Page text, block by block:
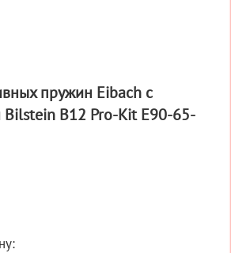
пружин Eibach с
Bilstein B12 Pro-Kit E90-65-